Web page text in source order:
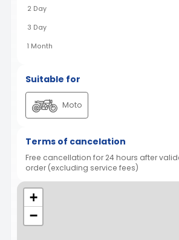
2 Day
3 Day
1 Month
Suitable for
Moto
Terms of cancelation
Free cancellation for 24 hours after
order (excluding service fees)
+
−